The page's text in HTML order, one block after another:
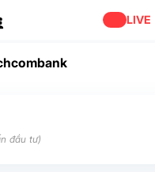
LIVE
đầu tư)